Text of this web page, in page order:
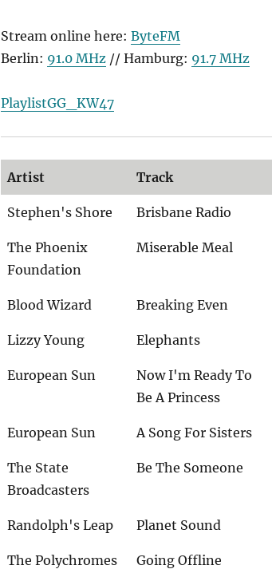
Stream online here: ByteFM
Berlin: 91.0 MHz// Hamburg: 91.7 MHz
PlaylistGG_KW47
Artist Track
Stephen's Shore Brisbane Radio
The Phoenix
Foundation
Miserable Meal
Blood Wizard Breaking Even
Lizzy Young Elephants
European Sun
Now I'm Ready To
Be A Princess
European Sun A Song For Sisters
The State
Broadcasters
Be The Someone
Randolph's Leap Planet Sound
The Polychromes Going Offline